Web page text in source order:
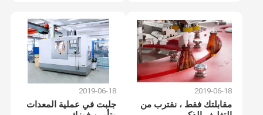
2019-06-18
مقابلتك فقط ، نقترب من
2019-06-18
جلبت في عملية المعدات